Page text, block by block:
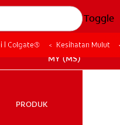
Toggle
MY (MS)
PRODUK
| Colgate® Kesihatan Mulut